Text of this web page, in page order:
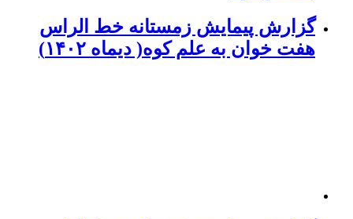
گزارش پیمایش زمستانه خط الراس
هفت خوان به علم کوه( دیماه ۱۴۰۲)